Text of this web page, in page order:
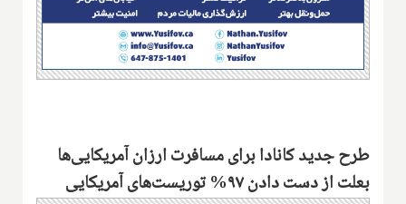
طرح جدید کانادا برای مسافرت ارزان آمریکایی‌ها
بعلت از دست دادن ۹۷% توریست‌های آمریکایی